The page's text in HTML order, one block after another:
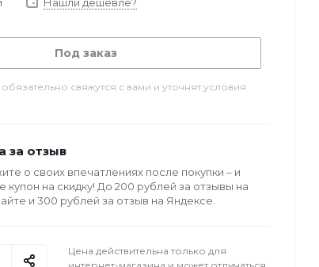
Под заказ
свяжутся с вами и уточнят условия
за отзыв
о своих впечатлениях после покупки – и
купон на скидку! До 200 рублей за отзывы на
и 300 рублей за отзыв на Яндексе.
Цена действительна только для